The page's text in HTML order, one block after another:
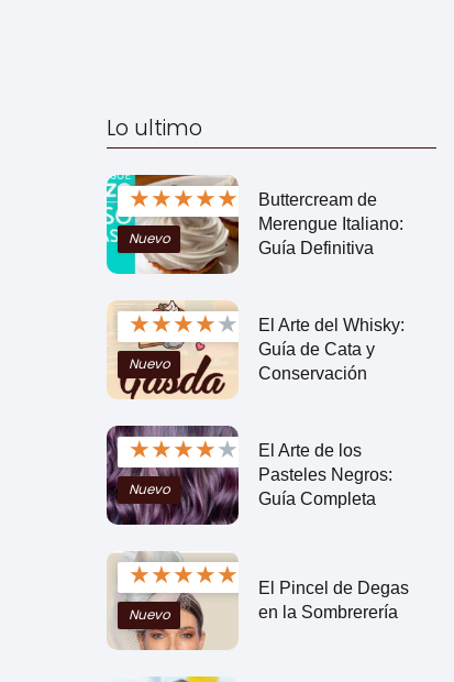
Lo ultimo
★★★★★
Nuevo
Buttercream de
Merengue Italiano:
Guía Definitiva
★★★★★
Nuevo
El Arte del Whisky:
Guía de Cata y
Conservación
★★★★★
Nuevo
El Arte de los
Pasteles Negros:
Guía Completa
★★★★★
Nuevo
El Pincel de Degas
en la Sombrerería